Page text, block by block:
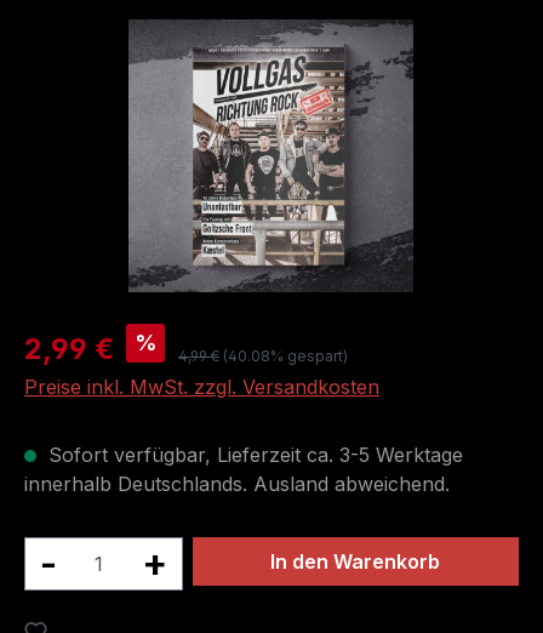
Bildergalerie überspringen
Verkaufspreis:
2,99 € % Regulärer Preis:
4,99 € (40.08% gespart)
Preise inkl. MwSt. zzgl. Versandkosten
Sofort verfügbar, Lieferzeit ca. 3-5 Werktage
innerhalb Deutschlands. Ausland abweichend.
Produkt Anzahl: Gib denIn den Warenkorb